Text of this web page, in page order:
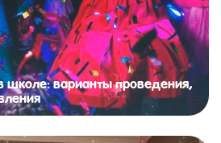
варианты проведения,